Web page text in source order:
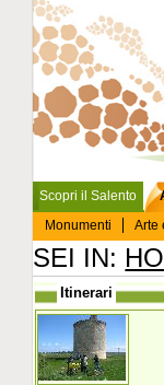
Scopri il Salento
Monumenti
Arte
SEI IN:
Itinerari